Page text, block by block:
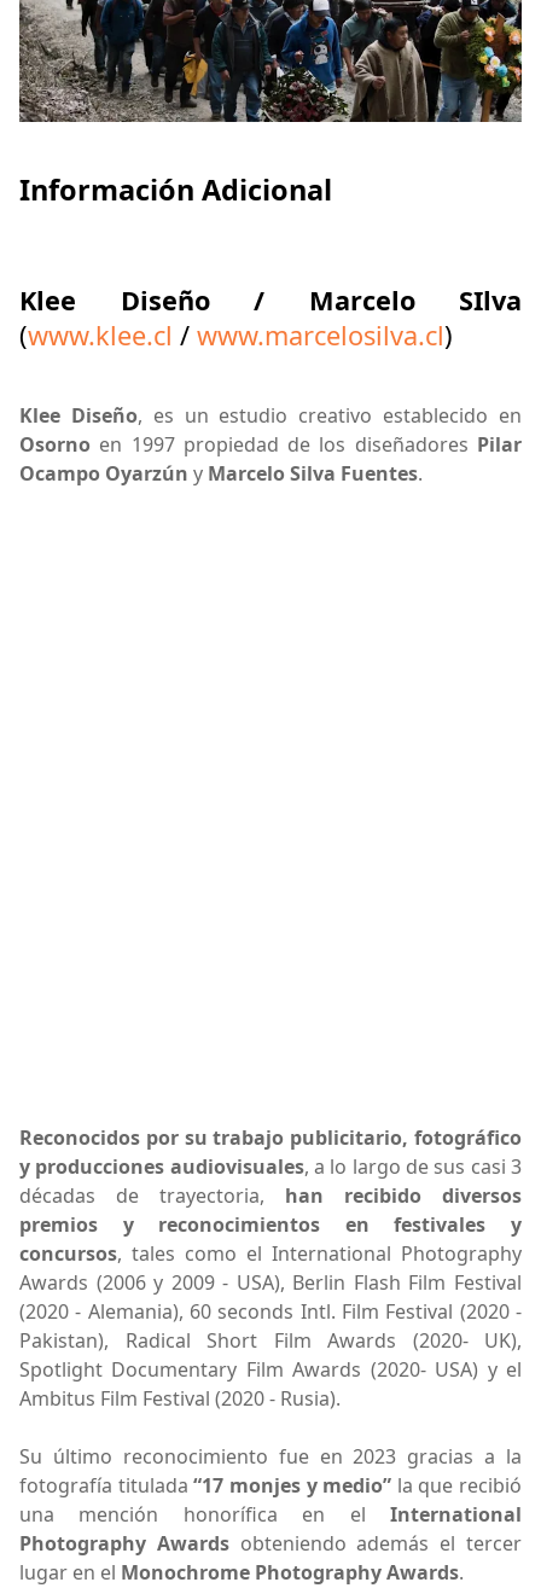
Información Adicional
Klee Diseño / Marcelo SIlva
(www.klee.cl / www.marcelosilva.cl)
Klee Diseño, es un estudio creativo establecido en
Osorno en 1997 propiedad de los diseñadores Pilar
Ocampo Oyarzún y Marcelo Silva Fuentes.
Reconocidos por su trabajo publicitario, fotográfico
y producciones audiovisuales, a lo largo de sus casi 3
décadas de trayectoria, han recibido diversos
premios y reconocimientos en festivales y
concursos, tales como el International Photography
Awards (2006 y 2009 - USA), Berlin Flash Film Festival
(2020 - Alemania), 60 seconds Intl. Film Festival (2020 -
Pakistan), Radical Short Film Awards (2020- UK),
Spotlight Documentary Film Awards (2020- USA) y el
Ambitus Film Festival (2020 - Rusia).
Su último reconocimiento fue en 2023 gracias a la
fotografía titulada“17 monjes y medio” la que recibió
una mención honorífica en el International
Photography Awardsobteniendo además el tercer
lugar en el Monochrome Photography Awards.